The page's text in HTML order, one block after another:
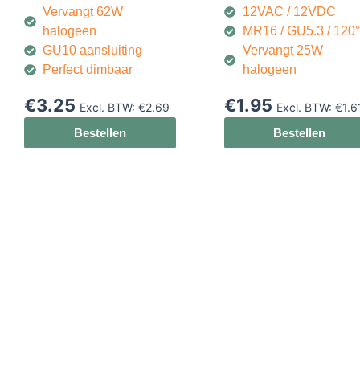
Vervangt 62W
halogeen
GU10 aansluiting
Perfect dimbaar
€3.25 Excl. BTW: €2.69
Bestellen
12VAC / 12VDC
MR16 / GU5.3 / 120°
Vervangt 25W
halogeen
€1.95 Excl. BTW: €
Bestellen